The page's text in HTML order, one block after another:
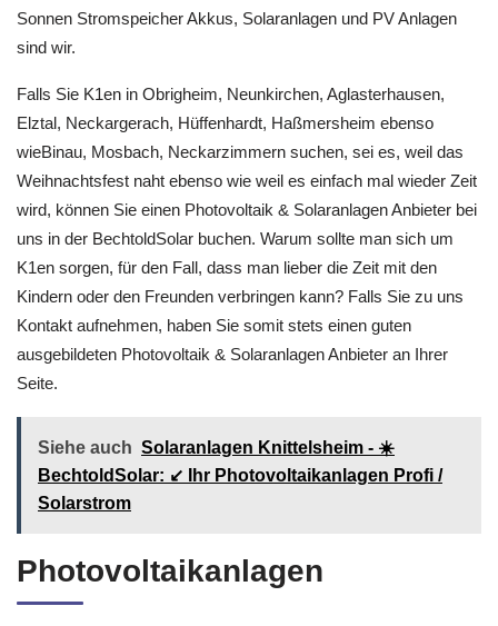
Sonnen Stromspeicher Akkus, Solaranlagen und PV Anlagen
sind wir.
Falls Sie K1en in Obrigheim, Neunkirchen, Aglasterhausen,
Elztal, Neckargerach, Hüffenhardt, Haßmersheim ebenso
wieBinau, Mosbach, Neckarzimmern suchen, sei es, weil das
Weihnachtsfest naht ebenso wie weil es einfach mal wieder Zeit
wird, können Sie einen Photovoltaik & Solaranlagen Anbieter bei
uns in der BechtoldSolar buchen. Warum sollte man sich um
K1en sorgen, für den Fall, dass man lieber die Zeit mit den
Kindern oder den Freunden verbringen kann? Falls Sie zu uns
Kontakt aufnehmen, haben Sie somit stets einen guten
ausgebildeten Photovoltaik & Solaranlagen Anbieter an Ihrer
Seite.
Siehe auch Solaranlagen Knittelsheim - ☀️
BechtoldSolar: ↙️ Ihr Photovoltaikanlagen Profi /
Solarstrom
Photovoltaikanlagen